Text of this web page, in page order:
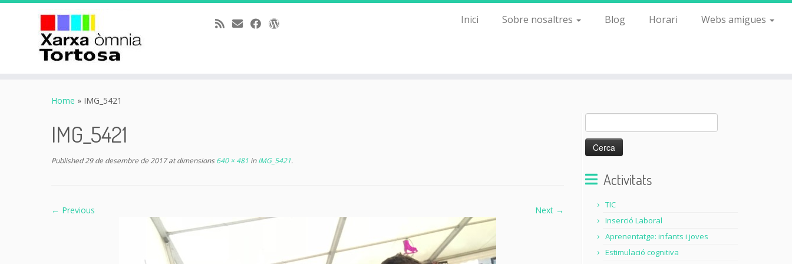
Inici Sobre nosaltres Blog Horari Webs amigues
Home » IMG_5421
IMG_5421
Published29 de desembre de 2017at dimensions640 × 481 inIMG_5421.
← Previous Next →
Cerca:
Activitats
TIC
Inserció Laboral
Aprenentatge: infants i joves
Estimulació cognitiva